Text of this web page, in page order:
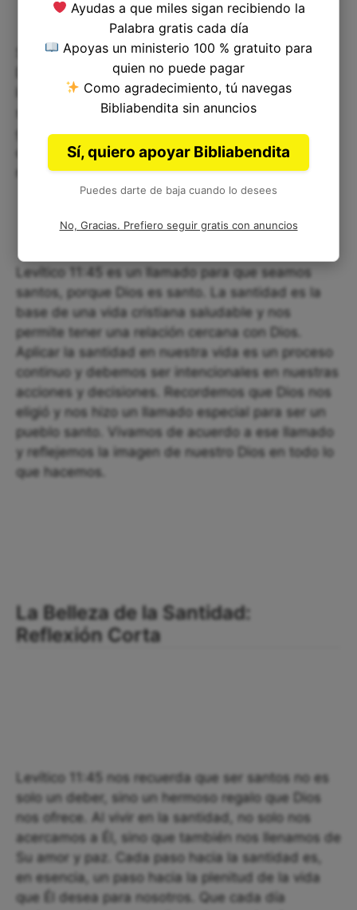
Ser santos no es una opción, es un mandato de
Dios. Sin embargo, la santidad no es una actitud
legalista y restrictiva, sino todo lo contrario. Ser
santos es un llamado a vivir libres del pecado,
gozando de una relación íntima con nuestro
creador. La santidad no solo nos beneficia a
nosotros, sino también a quienes nos rodean.
Levítico 11:45 es un llamado para que seamos
santos, porque Dios es santo. La santidad es la
base de una vida cristiana saludable y nos
permite tener una relación cercana con Dios.
Aplicar la santidad en nuestra vida es un proceso
continuo y debemos ser intencionales en nuestras
acciones y decisiones. Recordemos que Dios nos
eligió y nos hizo un llamado especial para ser un
pueblo santo. Vivamos de acuerdo a ese llamado
y reflejemos la imagen de nuestro Dios en todo lo
que hacemos.
La Belleza de la Santidad:
Reflexión Corta
Levítico 11:45 nos recuerda que ser santos no es
solo un deber, sino un hermoso regalo que Dios
nos ofrece. Al vivir en la santidad, no solo nos
acercamos a Él, sino que también nos llenamos de
Su amor y paz. Cada paso hacia la santidad es,
en esencia, un paso hacia la plenitud de la vida
que Él desea para nosotros. Que cada día
Ayudas a que miles sigan recibiendo la
Palabra gratis cada día
Apoyas un ministerio 100 % gratuito para
quien no puede pagar
Como agradecimiento, tú navegas
Bibliabendita sin anuncios
Sí, quiero apoyar Bibliabendita
Puedes darte de baja cuando lo desees
No, Gracias. Prefiero seguir gratis con anuncios